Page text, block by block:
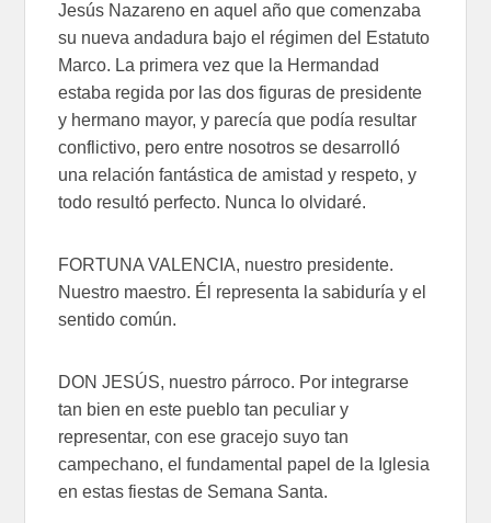
Jesús Nazareno en aquel año que comenzaba
su nueva andadura bajo el régimen del Estatuto
Marco. La primera vez que la Hermandad
estaba regida por las dos figuras de presidente
y hermano mayor, y parecía que podía resultar
conflictivo, pero entre nosotros se desarrolló
una relación fantástica de amistad y respeto, y
todo resultó perfecto. Nunca lo olvidaré.
FORTUNA VALENCIA, nuestro presidente.
Nuestro maestro. Él representa la sabiduría y el
sentido común.
DON JESÚS, nuestro párroco. Por integrarse
tan bien en este pueblo tan peculiar y
representar, con ese gracejo suyo tan
campechano, el fundamental papel de la Iglesia
en estas fiestas de Semana Santa.